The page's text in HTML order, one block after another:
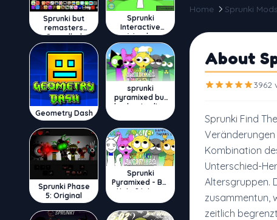
Sprunki but
remasters
Cancelled
Sprunki
Interactive
Wenda
Geometry Dash
sprunki
pyramixed but
broker is alive
Sprunki Phase
5: Original
Sprunki
Pyramixed - But
Upin & Ipin oc
Home Sprunki Mods
About
3962
Sprunki Find
Veränderungen
Kombination
Unterschied-
Altersgruppen.
zusammentun,
zeitlich